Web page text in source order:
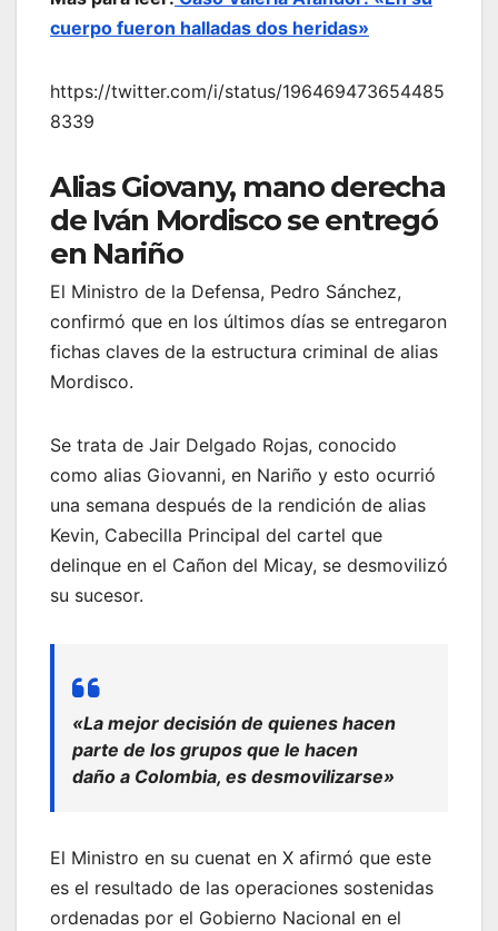
cuerpo fueron halladas dos heridas»
https://twitter.com/i/status/196469473654485
8339
Alias Giovany, mano derecha
de Iván Mordisco se entregó
en Nariño
El Ministro de la Defensa, Pedro Sánchez,
confirmó que en los últimos días se entregaron
fichas claves de la estructura criminal de alias
Mordisco.
Se trata de Jair Delgado Rojas, conocido
como alias Giovanni, en Nariño y esto ocurrió
una semana después de la rendición de alias
Kevin, Cabecilla Principal del cartel que
delinque en el Cañon del Micay, se desmovilizó
su sucesor.
«La mejor decisión de quienes hacen
parte de los grupos que le hacen
daño a Colombia, es desmovilizarse»
El Ministro en su cuenat en X afirmó que este
es el resultado de las operaciones sostenidas
ordenadas por el Gobierno Nacional en el